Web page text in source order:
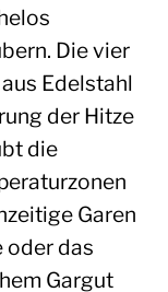
Die vier
Edelstahl
der Hitze
die
Garen
oder das
Gargut